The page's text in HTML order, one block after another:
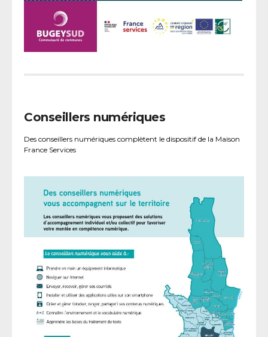
Conseillers numériques
Des conseillers numériques complètent le dispositif de la Maison
France Services